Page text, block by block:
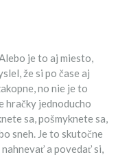
je to aj miesto,
že si po čase aj
no nie je to
hračky jednoducho
sa, pošmyknete sa,
sneh. Je to skutočne
a povedať si,